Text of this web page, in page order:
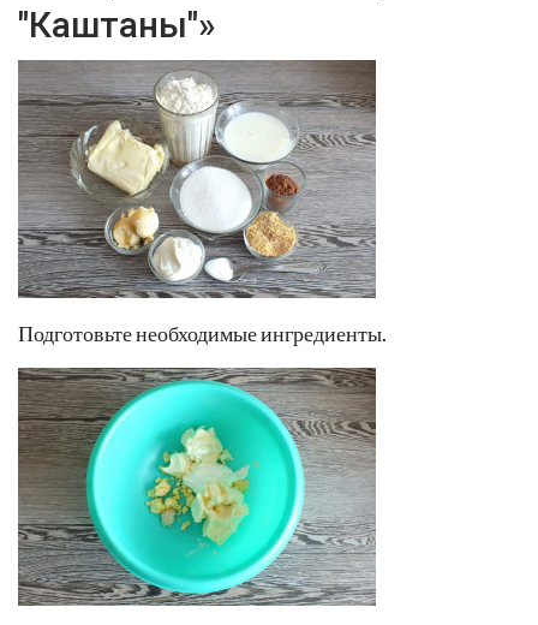
"Каштаны"»
Подготовьте необходимые ингредиенты.